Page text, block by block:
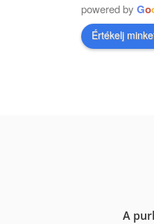
powered by Go
Értékelj
A